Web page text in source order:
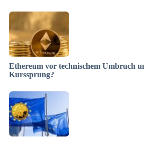
Ethereum vor technischem Umbruch
Kurssprung?